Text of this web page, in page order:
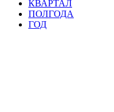
КВАРТАЛ
ПОЛГОДА
ГОД